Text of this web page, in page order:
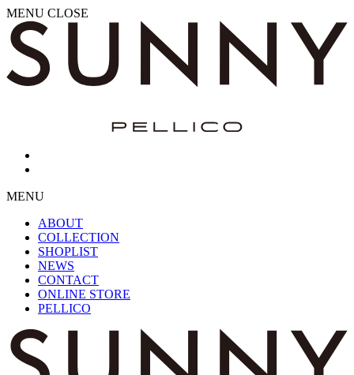
MENU CLOSE
MENU
ABOUT
COLLECTION
SHOPLIST
NEWS
CONTACT
ONLINE STORE
PELLICO